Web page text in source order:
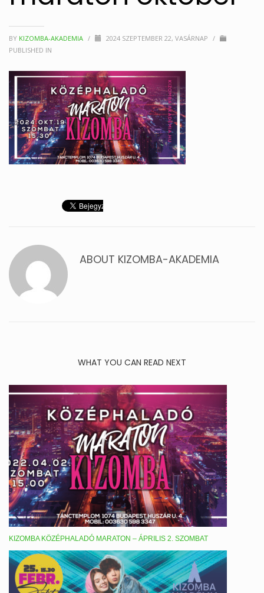
BY KIZOMBA-AKADEMIA / 2024 SZEPTEMBER 22, VASÁRNAP /
PUBLISHED IN
ABOUT KIZOMBA-AKADEMIA
WHAT YOU CAN READ NEXT
KIZOMBA KÖZÉPHALADÓ MARATON – ÁPRILIS 2. SZOMBAT